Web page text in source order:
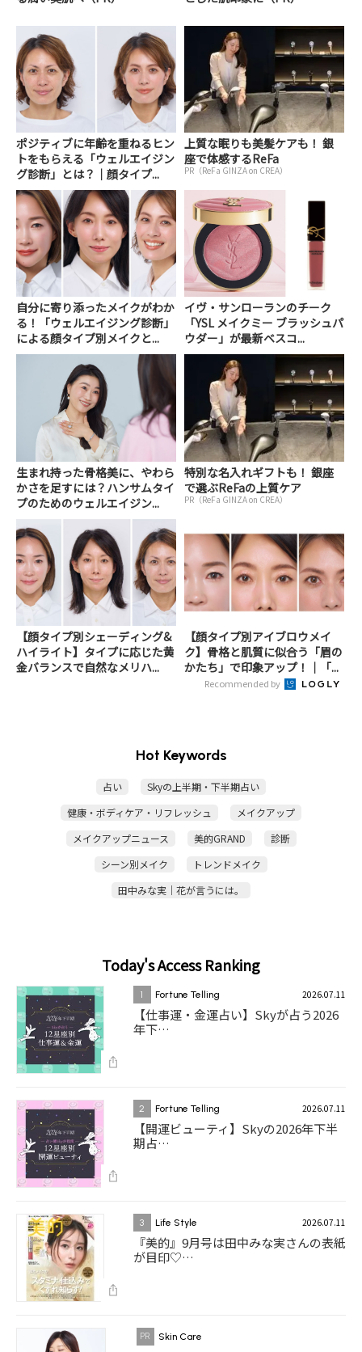
ポジティブに年齢を重ねるヒン
トをもらえる「ウェルエイジン
グ診断」とは？｜顔タイプ...
上質な眠りも美髪ケアも！ 銀
座で体感するReFa
PR（ReFa GINZA on CREA）
自分に寄り添ったメイクがわか
る！「ウェルエイジング診断」
による顔タイプ別メイクと...
イヴ・サンローランのチーク
「YSL メイクミー ブラッシュパ
ウダー」が最新ベスコ...
生まれ持った骨格美に、やわら
かさを足すには？ハンサムタイ
プのためのウェルエイジン...
特別な名入れギフトも！ 銀座
で選ぶReFaの上質ケア
PR（ReFa GINZA on CREA）
【顔タイプ別シェーディング&
ハイライト】タイプに応じた黄
金バランスで自然なメリハ...
【顔タイプ別アイブロウメイ
ク】骨格と肌質に似合う「眉の
かたち」で印象アップ！｜「...
Recommended by
Hot Keywords
占い
Skyの上半期・下半期占い
健康・ボディケア・リフレッシュ
メイクアップ
メイクアップニュース
美的GRAND
診断
シーン別メイク
トレンドメイク
田中みな実｜花が言うには。
Today's Access Ranking
1 Fortune Telling 2026.07.11
【仕事運・金運占い】Skyが占う2026
年下…
2 Fortune Telling 2026.07.11
【開運ビューティ】Skyの2026年下半
期占…
3 Life Style 2026.07.11
『美的』9月号は田中みな実さんの表紙
が目印♡…
Skin Care